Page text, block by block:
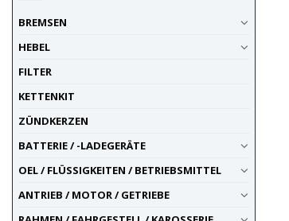
Speichenschlüssel
Stehbolzen, Gewindebolzen
T-Schlüssel
Winkelschraubenzieher
Zubehör / Hilfsmittel
BREMSEN
HEBEL
FILTER
KETTENKIT
ZÜNDKERZEN
BATTERIE / -LADEGERÄTE
OEL / FLÜSSIGKEITEN / BETRIEBSMITTEL
ANTRIEB / MOTOR / GETRIEBE